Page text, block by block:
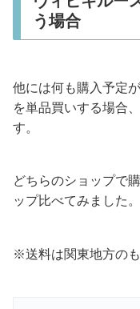
う場合
他には何も購入予定
を単品買いする場合
す。
どちらのショップで
ップ比べてみました。
※送料は関東地方の